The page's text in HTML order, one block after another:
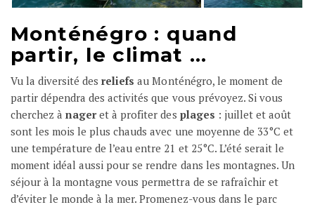
Monténégro : quand
partir, le climat …
Vu la diversité desreliefs au Monténégro, le moment de
partir dépendra des activités que vous prévoyez. Si vous
cherchez ànageret à profiter des plages : juillet et août
sont les mois le plus chauds avec une moyenne de 33°C et
une température de l’eau entre 21 et 25°C. L’été serait le
moment idéal aussi pour se rendre dans les montagnes. Un
séjour à la montagne vous permettra de se rafraîchir et
d’éviter le monde à la mer. Promenez-vous dans le parc